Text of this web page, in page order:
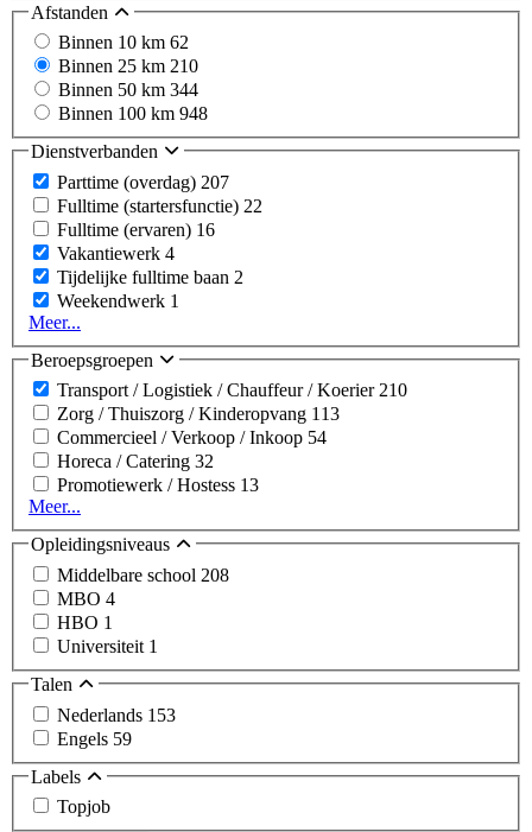
Afstanden
Binnen 10 km 62
Binnen 25 km 210
Binnen 50 km 344
Binnen 100 km 948
Dienstverbanden
Parttime (overdag) 207
Fulltime (startersfunctie) 22
Fulltime (ervaren) 16
Vakantiewerk 4
Tijdelijke fulltime baan 2
Weekendwerk 1
Meer...
Beroepsgroepen
Transport / Logistiek / Chauffeur / Koerier210
Zorg / Thuiszorg / Kinderopvang 113
Commercieel / Verkoop / Inkoop 54
Horeca / Catering 32
Promotiewerk / Hostess 13
Meer...
Opleidingsniveaus
Middelbare school 208
MBO 4
HBO 1
Universiteit 1
Talen
Nederlands 153
Engels 59
Labels
Topjob